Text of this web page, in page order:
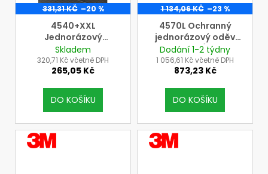
331,31 KČ –20 %
4540+XXL
Jednorázový
ochranný oděv, vel.
XXL = výška: 186-194
cm, obvod hrudníku:
5/6, tř. ochrany III)
Skladem
320,71 Kč včetně DPH
265,05 Kč
DO KOŠÍKU
1 134,06 KČ –23 %
4570L Ochranný
jednorázový oděv
3M, vel. L (šedý,
lepené švy, dvojitý
zip)
Dodání 1-2 týdny
1 056,61 Kč včetně DPH
873,23 Kč
DO KOŠÍKU
VÝROBCE
3M
VÝROBCE
3M